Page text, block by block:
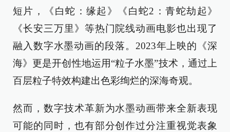
短片，《白蛇：缘起》《白蛇2：青蛇劫起》
《长安三万里》等热门院线动画电影也出现了
融入数字水墨动画的段落。2023年上映的《深
海》更是开创性地运用“粒子水墨”技术，通过上
百层粒子特效构建出色彩绚烂的深海奇观。
然而，数字技术革新为水墨动画带来全新表现
可能的同时，也有部分创作过分注重视觉表象